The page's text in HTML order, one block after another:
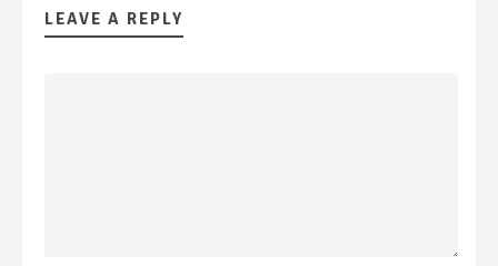
LEAVE A REPLY